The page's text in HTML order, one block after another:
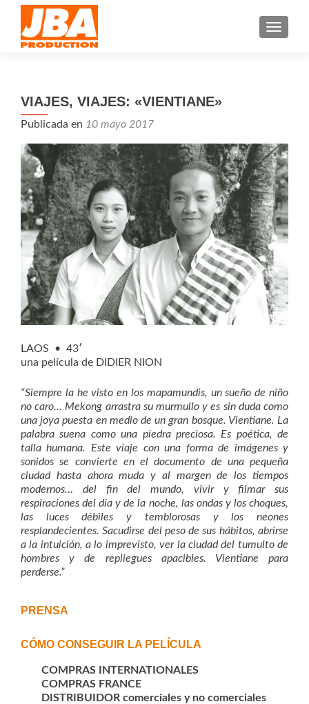
VIAJES, VIAJES: «VIENTIANE»
Publicada en 10 mayo 2017
LAOS • 43′
una película de DIDIER NION
“Siempre la he visto en los mapamundis, un sueño de niño
no caro… Mekong arrastra su murmullo y es sin duda como
una joya puesta en medio de un gran bosque. Vientiane. La
palabra suena como una piedra preciosa. Es poética, de
talla humana. Este viaje con una forma de imágenes y
sonidos se convierte en el documento de una pequeña
ciudad hasta ahora muda y al margen delos tiempos
modernos… del fin del mundo, vivir y filmar sus
respiraciones del día y de la noche, las ondas y los choques,
las luces débiles y temblorosas y los neones
resplandecientes. Sacudirse del peso de sus hábitos, abrirse
a la intuición, a lo imprevisto, ver la ciudad del tumulto de
hombres y de repliegues apacibles. Vientiane para
perderse.”
PRENSA
CÓMO CONSEGUIR LA PELÍCULA
COMPRAS INTERNATIONALES
COMPRAS FRANCE
DISTRIBUIDOR comerciales y no comerciales